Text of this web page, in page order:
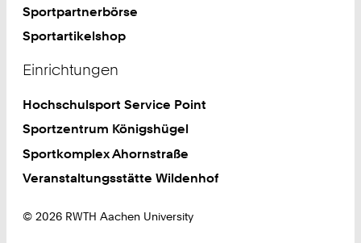
Sportpartnerbörse
Sportartikelshop
Einrichtungen
Hochschulsport Service Point
Sportzentrum Königshügel
Sportkomplex Ahornstraße
Veranstaltungsstätte Wildenhof
© 2026 RWTH Aachen University